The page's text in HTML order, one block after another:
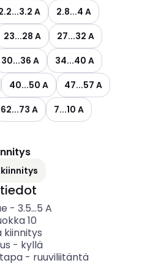
A
2.8...4 A
23...28 A
27...32 A
30...36 A
34...40 A
40...50 A
47...57 A
62...73 A
7...10 A
- 3.5...5 A
10
kiinnitys
- kyllä
- ruuviliitäntä